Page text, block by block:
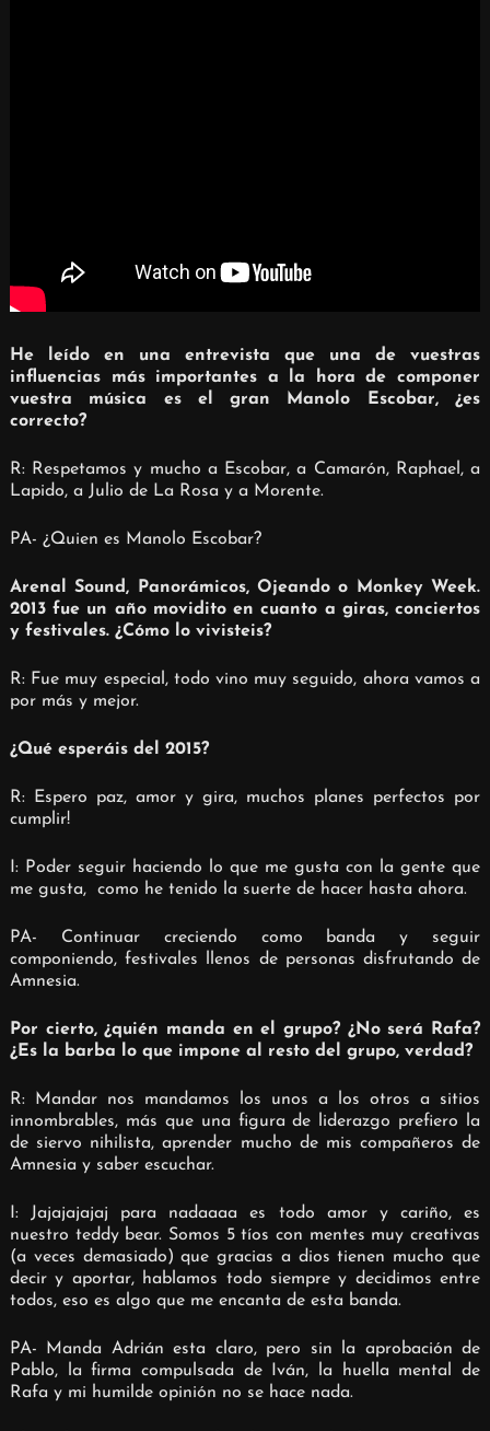
He leído en una entrevista que una de vuestras
influencias más importantes a la hora de componer
vuestra música es el gran Manolo Escobar, ¿es
correcto?
R: Respetamos y mucho a Escobar, a Camarón, Raphael, a
Lapido, a Julio de La Rosa y a Morente.
PA- ¿Quien es Manolo Escobar?
Arenal Sound, Panorámicos, Ojeando o Monkey Week.
2013 fue un año movidito en cuanto a giras, conciertos
y festivales. ¿Cómo lo vivisteis?
R: Fue muy especial, todo vino muy seguido, ahora vamos a
por más y mejor.
¿Qué esperáis del 2015?
R: Espero paz, amor y gira, muchos planes perfectos por
cumplir!
I: Poder seguir haciendo lo que me gusta con la gente que
me gusta,
como he tenido la suerte de hacer hasta ahora.
PA- Continuar creciendo como banda y seguir
componiendo, festivales llenos de personas disfrutando de
Amnesia.
Por cierto, ¿quién manda en el grupo? ¿No será Rafa?
¿Es la barba lo que impone al resto del grupo, verdad?
R: Mandar nos mandamos los unos a los otros a sitios
innombrables, más que una figura de liderazgo prefiero la
de siervo nihilista, aprender mucho de mis compañeros de
Amnesia y saber escuchar.
I: Jajajajajaj para nadaaaa es todo amor y cariño, es
nuestro teddy bear. Somos 5 tíos con mentes muy creativas
(a veces demasiado) que gracias a dios tienen mucho que
decir y aportar, hablamos todo siempre y decidimos entre
todos, eso es algo que me encanta de esta banda.
PA- Manda Adrián esta claro, pero sin la aprobación de
Pablo, la firma compulsada de Iván, la huella mental de
Rafa y mi humilde opinión no se hace nada.